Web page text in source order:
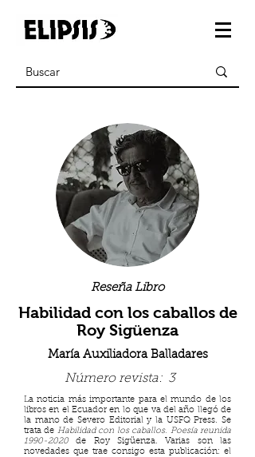
Reseña Libro
Habilidad con los caballos de
Roy Sigüenza
María Auxiliadora Balladares
Número revista: 3
La noticia más importante para el mundo de los
libros en el Ecuador en lo que va del año llegó de
la mano de Severo Editorial y la USFQ Press. Se
trata de Habilidad con los caballos. Poesía reunida
1990-2020
de Roy Sigüenza. Varias son las
novedades que trae consigo esta publicación: el